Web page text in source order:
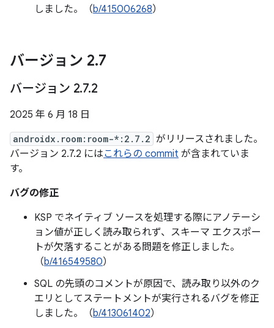
しました。（b/415006268）
バージョン 2.7
バージョン 2.7.2
2025 年 6 月 18 日
androidx.room:room-*:2.7.2 がリリースされました。
バージョン 2.7.2 にはこれらの commit が含まれていま
す。
バグの修正
KSP でネイティブ ソースを処理する際にアノテーシ
ョン値が正しく読み取られず、スキーマ エクスポー
トが欠落することがある問題を修正しました。
（b/416549580）
SQL の先頭のコメントが原因で、読み取り以外のク
エリとしてステートメントが実行されるバグを修正
しました。（b/413061402）